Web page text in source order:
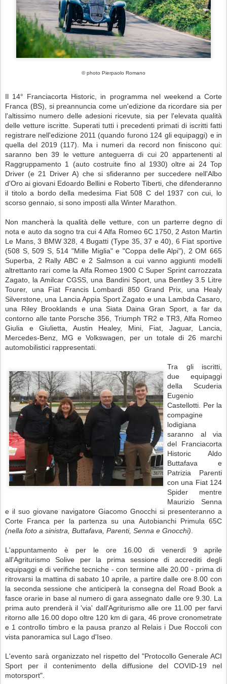
© photo Pierpaolo Romano
Il 14° Franciacorta Historic, in programma nel weekend a Corte
Franca (BS), si preannuncia come un'edizione da ricordare sia per
l'altissimo numero delle adesioni ricevute, sia per l'elevata qualità
delle vetture iscritte. Superati tutti i precedenti primati di iscritti fatti
registrare nell'edizione 2011 (quando furono 124 gli equipaggi) e in
quella del 2019 (117). Ma i numeri da record non finiscono qui:
saranno ben 39 le vetture anteguerra di cui 20 appartenenti al
Raggruppamento 1 (auto costruite fino al 1930) oltre ai 24 Top
Driver (e 21 Driver A) che si sfideranno per succedere nell'Albo
d'Oro ai giovani Edoardo Bellini e Roberto Tiberti, che difenderanno
il titolo a bordo della medesima Fiat 508 C del 1937 con cui, lo
scorso gennaio, si sono imposti alla Winter Marathon.
Non mancherà la qualità delle vetture, con un parterre degno di
nota e auto da sogno tra cui 4 Alfa Romeo 6C 1750, 2 Aston Martin
Le Mans, 3 BMW 328, 4 Bugatti (Type 35, 37 e 40), 6 Fiat sportive
(508 S, 509 S, 514 "Mille Miglia" e "Coppa delle Alpi"), 2 OM 665
Superba, 2 Rally ABC e 2 Salmson a cui vanno aggiunti modelli
altrettanto rari come la Alfa Romeo 1900 C Super Sprint carrozzata
Zagato, la Amilcar CGSS, una Bandini Sport, una Bentley 3.5 Litre
Tourer, una Fiat Francis Lombardi 850 Grand Prix, una Healy
Silverstone, una Lancia Appia Sport Zagato e una Lambda Casaro,
una Riley Brooklands e una Siata Daina Gran Sport, a far da
contorno alle tante Porsche 356, Triumph TR2 e TR3, Alfa Romeo
Giulia e Giulietta, Austin Healey, Mini, Fiat, Jaguar, Lancia,
Mercedes-Benz, MG e Volkswagen, per un totale di 26 marchi
automobilistici rappresentati.
Tra gli iscritti,
due equipaggi
della Scuderia
Eugenio
Castellotti. Per la
compagine
lodigiana
saranno al via
del Franciacorta
Historic Aldo
Buttafava e
Patrizia Parenti
con una Fiat 124
Spider mentre
Maurizio Senna
e il suo giovane navigatore Giacomo Gnocchi si presenteranno a
Corte Franca per la partenza su una Autobianchi Primula 65C
(nella foto a sinistra, Buttafava, Parenti, Senna e Gnocchi).
L'appuntamento è per le ore 16.00 di venerdì 9 aprile
all'Agriturismo Solive per la prima sessione di accrediti degli
equipaggi e di verifiche tecniche - con termine alle 20.00 - prima di
ritrovarsi la mattina di sabato 10 aprile, a partire dalle ore 8.00 con
la seconda sessione che anticiperà la consegna del Road Book a
fasce orarie in base al numero di gara assegnato dalle ore 9.30. La
prima auto prenderà il 'via' dall'Agriturismo alle ore 11.00 per farvi
ritorno alle 16.00 dopo oltre 120 km di gara, 46 prove cronometrate
e 1 controllo timbro e la pausa pranzo al Relais i Due Roccoli con
vista panoramica sul Lago d'Iseo.
L'evento sarà organizzato nel rispetto del "Protocollo Generale ACI
Sport per il contenimento della diffusione del COVID-19 nel
motorsport".